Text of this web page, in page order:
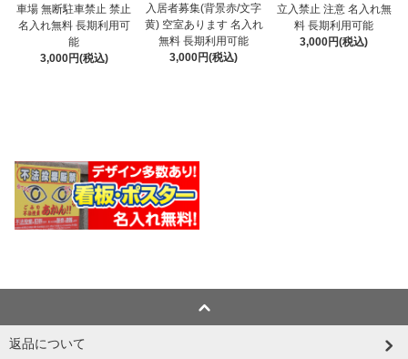
車場 無断駐車禁止 禁止
名入れ無料 長期利用可
能
3,000円(税込)
入居者募集(背景赤/文字
黄) 空室あります 名入れ
無料 長期利用可能
3,000円(税込)
立入禁止 注意 名入れ無
料 長期利用可能
3,000円(税込)
返品について